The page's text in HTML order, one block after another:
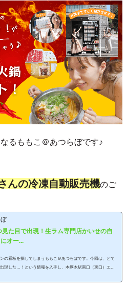
るももこ＠あつらぼです♪
んの冷凍自動販売機のご
見た目で出現！生ラム専門店かいせの自
オー...
の看板を探してしまうももこ＠あつらぼです。今回は、とて
現した…！という情報を入手し、本厚木駅南口（東口）エリ